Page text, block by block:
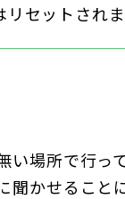
セットされ
い場所で行っ
聞かせるこ